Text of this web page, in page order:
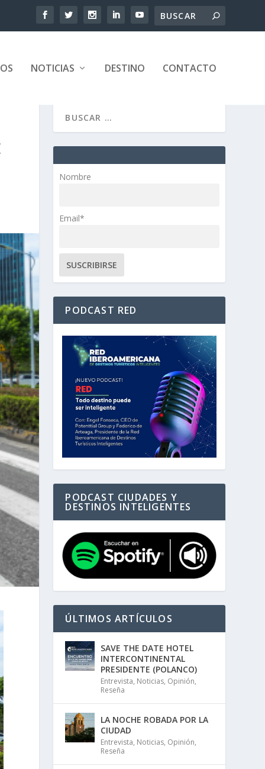
NOTICIAS DESTINO CONTACTO
Nombre
Email*
PODCAST RED
PODCAST CIUDADES Y
DESTINOS INTELIGENTES
ÚLTIMOS ARTÍCULOS
SAVE THE DATE HOTEL
INTERCONTINENTAL
PRESIDENTE (POLANCO)
Entrevista, Noticias, Opinión,
Reseña
LA NOCHE ROBADA POR LA
CIUDAD
Entrevista, Noticias, Opinión,
Reseña